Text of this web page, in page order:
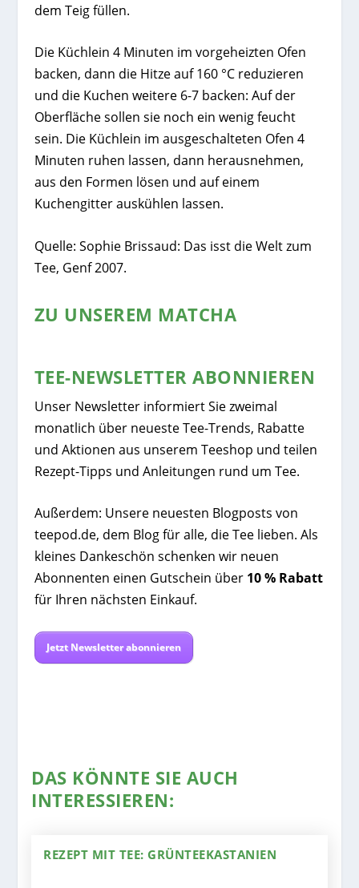
dem Teig füllen.
Die Küchlein 4 Minuten im vorgeheizten Ofen
backen, dann die Hitze auf 160 °C reduzieren
und die Kuchen weitere 6-7 backen: Auf der
Oberfläche sollen sie noch ein wenig feucht
sein. Die Küchlein im ausgeschalteten Ofen 4
Minuten ruhen lassen, dann herausnehmen,
aus den Formen lösen und auf einem
Kuchengitter auskühlen lassen.
Quelle: Sophie Brissaud: Das isst die Welt zum
Tee, Genf 2007.
ZU UNSEREM MATCHA
TEE-NEWSLETTER ABONNIEREN
Unser Newsletter informiert Sie zweimal
monatlich über neueste Tee-Trends, Rabatte
und Aktionen aus unserem Teeshop und teilen
Rezept-Tipps und Anleitungen rund um Tee.
Außerdem: Unsere neuesten Blogposts von
teepod.de, dem Blog für alle, die Tee lieben. Als
kleines Dankeschön schenken wir neuen
Abonnenten einen Gutschein über 10 % Rabatt
für Ihren nächsten Einkauf.
Jetzt Newsletter abonnieren
DAS KÖNNTE SIE AUCH
INTERESSIEREN:
REZEPT MIT TEE: GRÜNTEEKASTANIEN